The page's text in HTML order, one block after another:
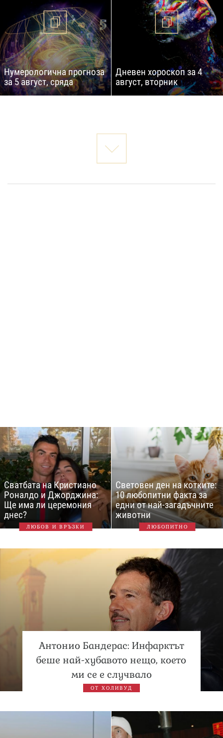
Нумерологична прогноза
за 5 август, сряда
Дневен хороскоп за 4
август, вторник
Сватбата на Кристиано
Роналдо и Джорджина:
Ще има ли церемония
днес?
ЛЮБОВ И ВРЪЗКИ
Световен ден на котките:
10 любопитни факта за
едни от най-загадъчните
животни
ЛЮБОПИТНО
Антонио Бандерас: Инфарктът
беше най-хубавото нещо, което
ми се е случвало
ОТ ХОЛИВУД